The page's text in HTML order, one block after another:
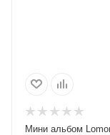
Мини альбом